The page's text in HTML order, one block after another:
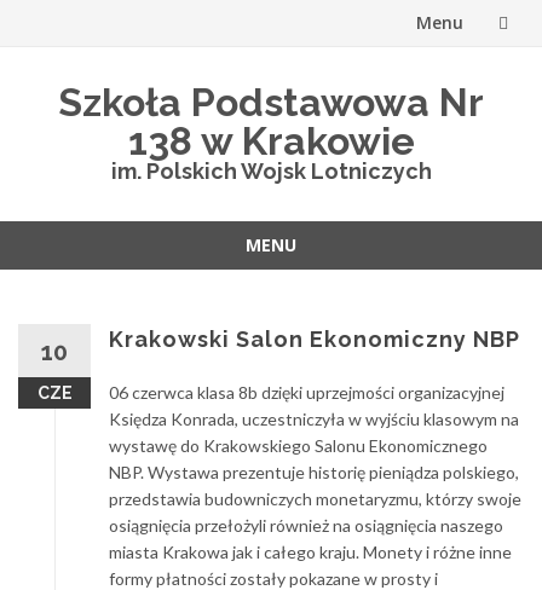
Menu
Szkoła Podstawowa Nr
138 w Krakowie
im. Polskich Wojsk Lotniczych
MENU
10
CZE
Krakowski Salon Ekonomiczny NBP
06 czerwca klasa 8b dzięki uprzejmości organizacyjnej
Księdza Konrada, uczestniczyła w wyjściu klasowym na
wystawę do Krakowskiego Salonu Ekonomicznego
NBP. Wystawa prezentuje historię pieniądza polskiego,
przedstawia budowniczych monetaryzmu, którzy swoje
osiągnięcia przełożyli również na osiągnięcia naszego
miasta Krakowa jak i całego kraju. Monety i różne inne
formy płatności zostały pokazane w prosty i